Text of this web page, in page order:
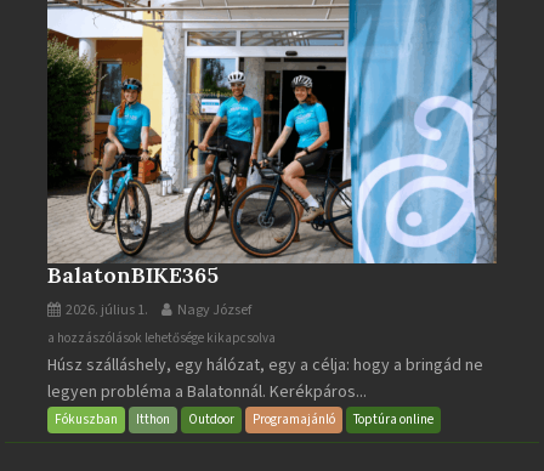
BalatonBIKE365
2026. július 1. Nagy József
BalatonBIKE365
bejegyzéshez
a hozzászólások lehetősége kikapcsolva
Húsz szálláshely, egy hálózat, egy a célja: hogy a bringád ne
legyen probléma a Balatonnál. Kerékpáros...
Fókuszban Itthon Outdoor Programajánló Toptúra online